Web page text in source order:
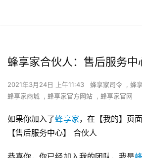
蜂享家合伙人：售后服务中
2021年3月24日 上午11:43 蜂享家司令 蜂
蜂享家商城
蜂享家官方网站 蜂享家官网
如果你加入了蜂享家，在【我的】页
【售后服务中心】 合伙人